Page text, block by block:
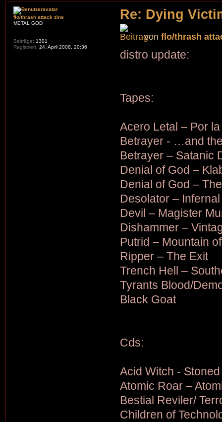
Re: Dying
vonflo/thrash
distro update:
Tapes:
Acero Letal – Por
Betrayer - …and
Betrayer – Satanic
Denial of God –
Denial of God –
Desolator –
Devil – Magister
Dishammer –
Putrid – Mountain
Ripper – The Exit
Trench Hell –
Tyrants Blood/
Black Goat
Cds:
Acid Witch - Stoned
Atomic Roar –
Bestial Reviler/
Children of
flo/thrash attack zine
METAL GOD
Beiträge: 1301
Registriert: 24. April 2008, 20:36